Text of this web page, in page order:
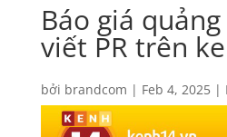
Báo giá
viết PR trên
bởi brandcom | Feb 4, 2025|
Báo giá quảng cáo,Quảng cáo